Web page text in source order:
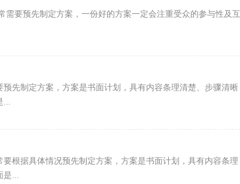
要预先制定方案，一份好的方案一定会注重受众的参与性及互
先制定方案，方案是书面计划，具有内容条理清楚、步骤清晰
...
根据具体情况预先制定方案，方案是书面计划，具有内容条理
是...